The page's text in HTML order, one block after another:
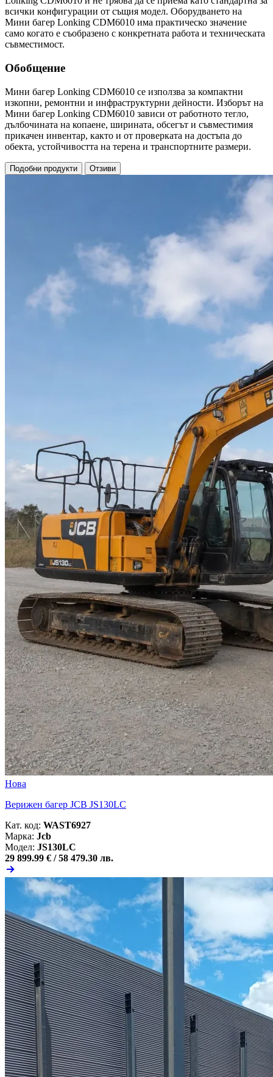
всички конфигурации от същия модел. Оборудването на
Мини багер Lonking CDM6010 има практическо значение
само когато е съобразено с конкретната работа и техническата
съвместимост.
Обобщение
Мини багер Lonking CDM6010 се използва за компактни
изкопни, ремонтни и инфраструктурни дейности. Изборът на
Мини багер Lonking CDM6010 зависи от работното тегло,
дълбочината на копаене, ширината, обсегът и съвместимия
прикачен инвентар, както и от проверката на достъпа до
обекта, устойчивостта на терена и транспортните размери.
Подобни продукти Отзиви
Нова
Верижен багер JCB JS130LC
Кат. код: WAST6927
Марка: Jcb
Модел: JS130LC
29 899.99 € / 58 479.30 лв.